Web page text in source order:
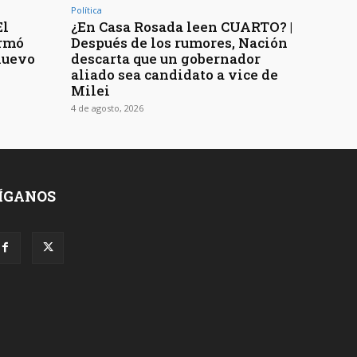
Política
¿En Casa Rosada leen CUARTO? |
Después de los rumores, Nación
descarta que un gobernador
aliado sea candidato a vice de
Milei
4 de agosto, 2026